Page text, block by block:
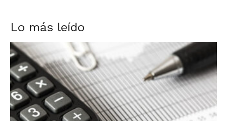
Lo más leído